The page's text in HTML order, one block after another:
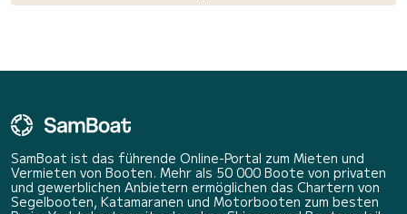
SamBoat ist das führende Online-Portal zum Mieten und
Vermieten von Booten. Mehr als 50 000 Boote von privaten
und gewerblichen Anbietern ermöglichen das Chartern von
Segelbooten, Katamaranen und Motorbooten zum besten